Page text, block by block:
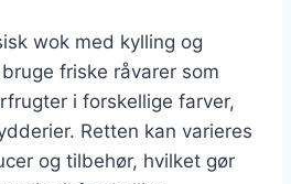
wok med kylling og
friske råvarer som
i forskellige farver,
Retten kan varieres
og tilbehør, hvilket gør